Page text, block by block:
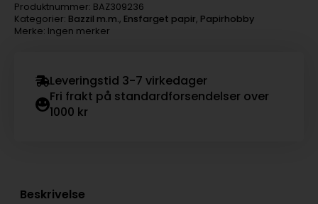
Produktnummer: BAZ309236
Kategorier: Bazzil m.m., Ensfarget papir, Papirhobby
Merke: Ingen merker
Leveringstid 3-7 virkedager
Fri frakt på standardforsendelser over
1000 kr
Beskrivelse